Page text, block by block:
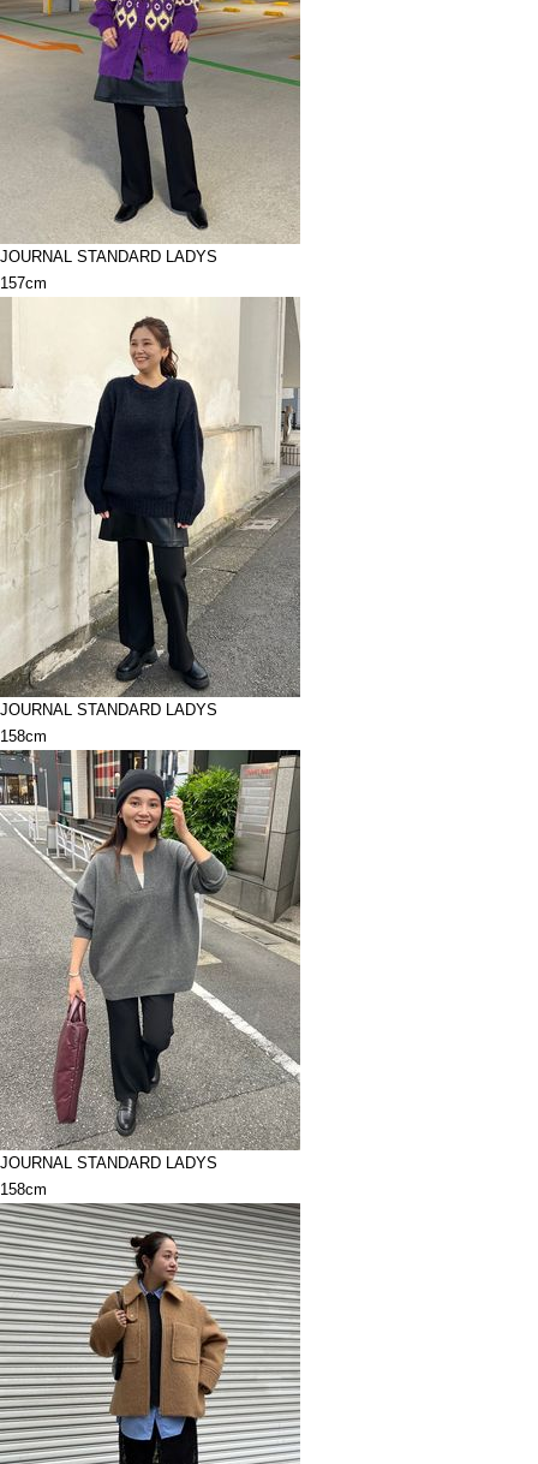
JOURNAL STANDARD LADYS
157cm
JOURNAL STANDARD LADYS
158cm
JOURNAL STANDARD LADYS
158cm